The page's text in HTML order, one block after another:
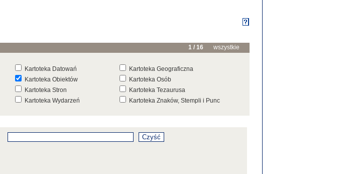
1 / 16 wszystkie
Kartoteka Datowań
Kartoteka Geograficzna
Kartoteka Obiektów
Kartoteka Osób
Kartoteka Stron
Kartoteka Tezaurusa
Kartoteka Wydarzeń
Kartoteka Znaków, Stempli i Punc